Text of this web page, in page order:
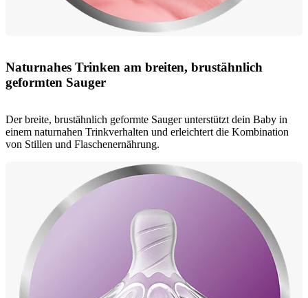
Naturnahes Trinken am breiten, brustähnlich
geformten Sauger
Der breite, brustähnlich geformte Sauger unterstützt dein Baby in
einem naturnahen Trinkverhalten und erleichtert die Kombination
von Stillen und Flaschenernährung.